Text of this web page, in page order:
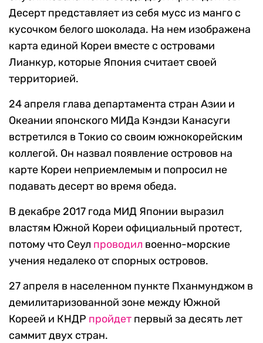
Десерт представляет из себя мусс из манго с
кусочком белого шоколада. На нем изображена
карта единой Кореи вместе с островами
Лианкур, которые Япония считает своей
территорией.
24 апреля глава департамента стран Азии и
Океании японского МИДа Кэндзи Канасуги
встретился в Токио со своим южнокорейским
коллегой. Он назвал появление островов на
карте Кореи неприемлемым и попросил не
подавать десерт во время обеда.
В декабре 2017 года МИД Японии выразил
властям Южной Кореи официальный протест,
потому что Сеул проводил военно-морские
учения недалеко от спорных островов.
27 апреля в населенном пункте Пханмунджом в
демилитаризованной зоне между Южной
Кореей и КНДР пройдет первый за десять лет
саммит двух стран.